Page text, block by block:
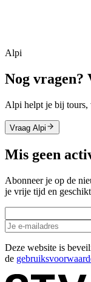
Alpi
Nog vragen?
Alpi helpt je bij tours,
Vraag Alpi
Mis geen
Abonneer je op de
je vrije tijd en
Deze website is
de